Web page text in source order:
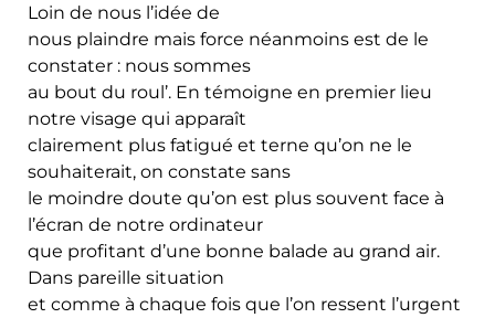
Loin de nous l’idée de
nous plaindre mais force néanmoins est de le
constater : nous sommes
au bout du roul’. En témoigne en premier lieu
notre visage qui apparaît
clairement plus fatigué et terne qu’on ne le
souhaiterait, on constate sans
le moindre doute qu’on est plus souvent face à
l’écran de notre ordinateur
que profitant d’une bonne balade au grand air.
Dans pareille situation
et comme à chaque fois que l’on ressent l’urgent